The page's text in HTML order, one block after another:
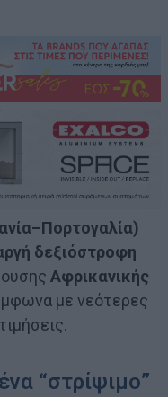
δεξιόστροφη
Αφρικανικής
με νεότερες
“στρίψιμο”